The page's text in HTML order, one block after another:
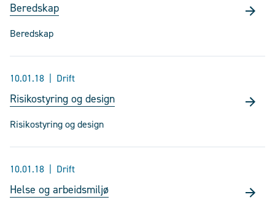
Beredskap
Beredskap
10.01.18 Drift
Risikostyring og design
Risikostyring og design
10.01.18 Drift
Helse og arbeidsmiljø